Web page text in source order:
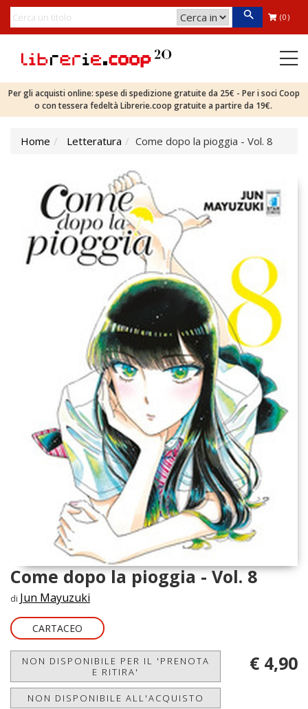
(0)
Per gli acquisti online: spese di spedizione gratuite da 25€ - Per i soci Coop
o con tessera fedeltà Librerie.coop gratuite a partire da 19€.
Home Letteratura Come dopo la pioggia - Vol. 8
Come dopo la pioggia - Vol. 8
di Jun Mayuzuki
CARTACEO
NON DISPONIBILE PER IL 'PRENOTA
E RITIRA'
NON DISPONIBILE ALL'ACQUISTO
€ 4,90